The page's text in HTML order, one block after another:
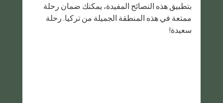
بتطبيق هذه النصائح المفيدة، يمكنك ضمان رحلة
ممتعة في هذه المنطقة الجميلة من تركيا. رحلة
سعيدة!